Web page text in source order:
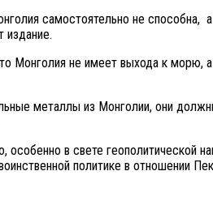
самостоятельно не
издание.
Монголия не имеет выхода к
металлы из Монголии, они
в свете геополитической
политике в отношении